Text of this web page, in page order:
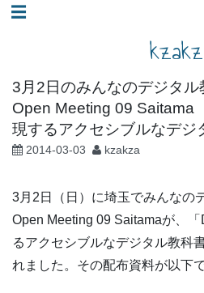
コ☰
3月2日のみんなのデジタ
Open Meeting 09 Saitama
現するアクセシブルなデジ
2014-03-03 kzakza
3月2日（日）に埼玉でみんなの
Open Meeting 09 Saitamaが、
るアクセシブルなデジタル教科
れました。その配布資料が以下